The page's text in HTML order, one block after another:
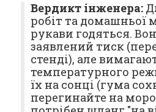
Вердикт інженера:
робіт та домашньої
рукави годяться.
заявлений тиск
стенді), але
температурного
їх на сонці (гума
перегинайте на